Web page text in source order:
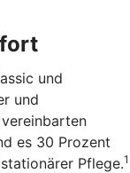
und
und
es 30 Prozent
Pflege.1